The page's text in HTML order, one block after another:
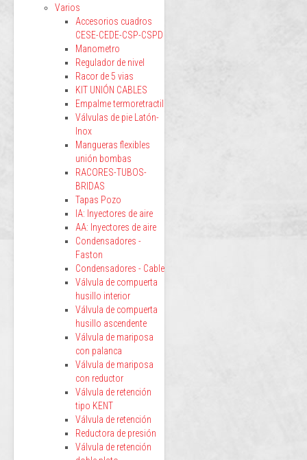
Varios
Accesorios cuadros
CESE-CEDE-CSP-CSPD
Manometro
Regulador de nivel
Racor de 5 vias
KIT UNIÓN CABLES
Empalme termoretractil
Válvulas de pie Latón-
Inox
Mangueras flexibles
unión bombas
RACORES-TUBOS-
BRIDAS
Tapas Pozo
IA: Inyectores de aire
AA: Inyectores de aire
Condensadores -
Faston
Condensadores - Cable
Válvula de compuerta
husillo interior
Válvula de compuerta
husillo ascendente
Válvula de mariposa
con palanca
Válvula de mariposa
con reductor
Válvula de retención
tipo KENT
Válvula de retención
Reductora de presión
Válvula de retención